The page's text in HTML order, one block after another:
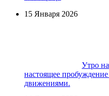
15 Января 2026
Утро
настоящее
движениями.